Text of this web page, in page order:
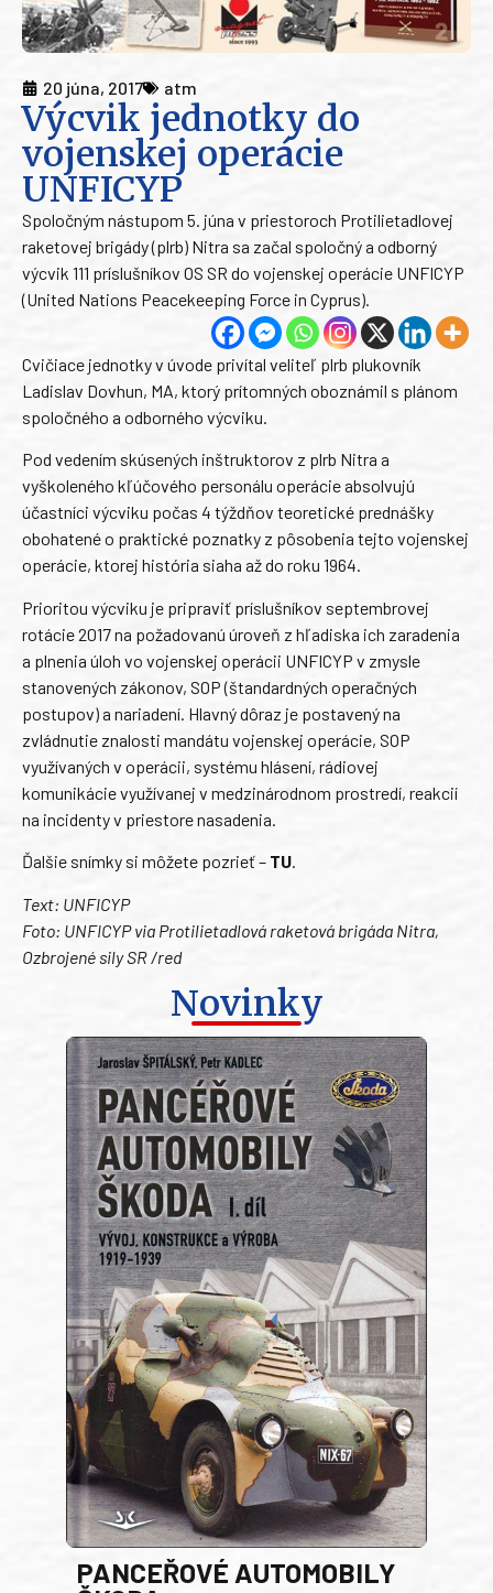
20 júna, 2017 atm
Výcvik jednotky do
vojenskej operácie
UNFICYP
Spoločným nástupom 5. júna v priestoroch Protilietadlovej
raketovej brigády (plrb) Nitra sa začal spoločný a odborný
výcvik 111 príslušníkov OS SR do vojenskej operácie UNFICYP
(United Nations Peacekeeping Force in Cyprus).
Cvičiace jednotky v úvode privítal veliteľ plrb plukovník
Ladislav Dovhun, MA, ktorý prítomných oboznámil s plánom
spoločného a odborného výcviku.
Pod vedením skúsených inštruktorov z plrb Nitra a
vyškoleného kľúčového personálu operácie absolvujú
účastníci výcviku počas 4 týždňov teoretické prednášky
obohatené o praktické poznatky z pôsobenia tejto vojenskej
operácie, ktorej história siaha až do roku 1964.
Prioritou výcviku je pripraviť príslušníkov septembrovej
rotácie 2017 na požadovanú úroveň z hľadiska ich zaradenia
a plnenia úloh vo vojenskej operácii UNFICYP v zmysle
stanovených zákonov, SOP (štandardných operačných
postupov) a nariadení. Hlavný dôraz je postavený na
zvládnutie znalosti mandátu vojenskej operácie, SOP
využívaných v operácii, systému hlásení, rádiovej
komunikácie využívanej v medzinárodnom prostredí, reakcií
na incidenty v priestore nasadenia.
Ďalšie snímky si môžete pozrieť – TU.
Text: UNFICYP
Foto: UNFICYP via Protilietadlová raketová brigáda Nitra,
Ozbrojené sily SR /red
Novinky
PANCEŘOVÉ AUTOMOBILY